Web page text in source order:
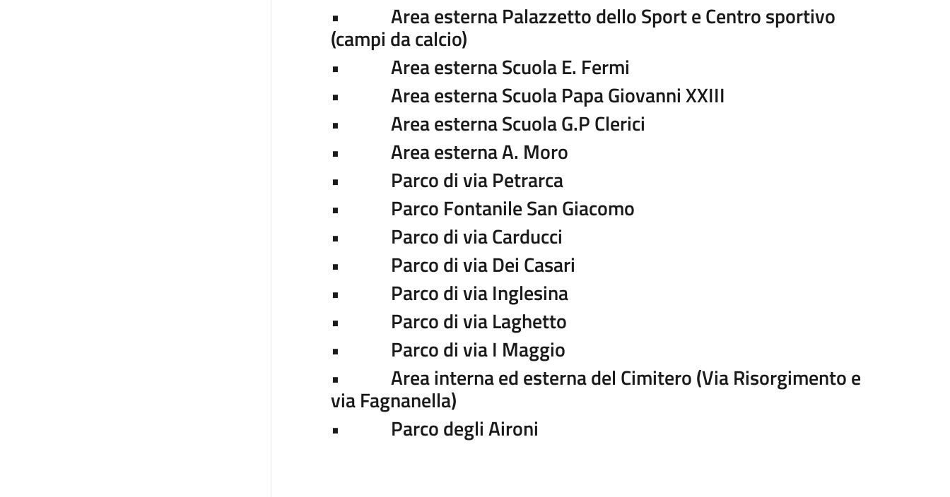
• Area esterna Palazzetto dello Sport e Centro sportivo
(campi da calcio)
• Area esterna Scuola E. Fermi
• Area esterna Scuola Papa Giovanni XXIII
• Area esterna Scuola G.P Clerici
• Area esterna A. Moro
• Parco di via Petrarca
• Parco Fontanile San Giacomo
• Parco di via Carducci
• Parco di via Dei Casari
• Parco di via Inglesina
• Parco di via Laghetto
• Parco di via I Maggio
• Area interna ed esterna del Cimitero (Via Risorgimento e
via Fagnanella)
• Parco degli Aironi